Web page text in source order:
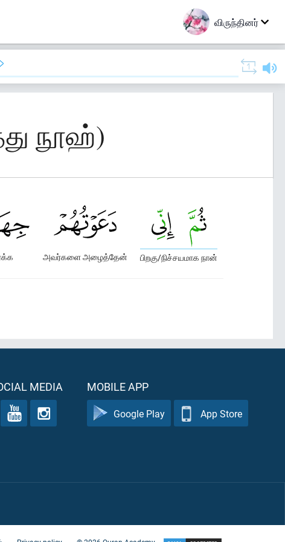
விருந்தினர்
நூஹ்)
பிறகு/நிச்சயமாக நான்
அவர்களை அழைத்தேன்
MEDIA MOBILE APP
Google Play App Store